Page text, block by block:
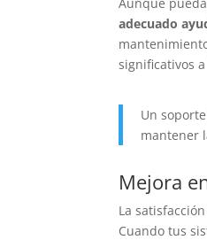
adecuado
significativos
Un
mantener
Mejora
La
Cuando tus